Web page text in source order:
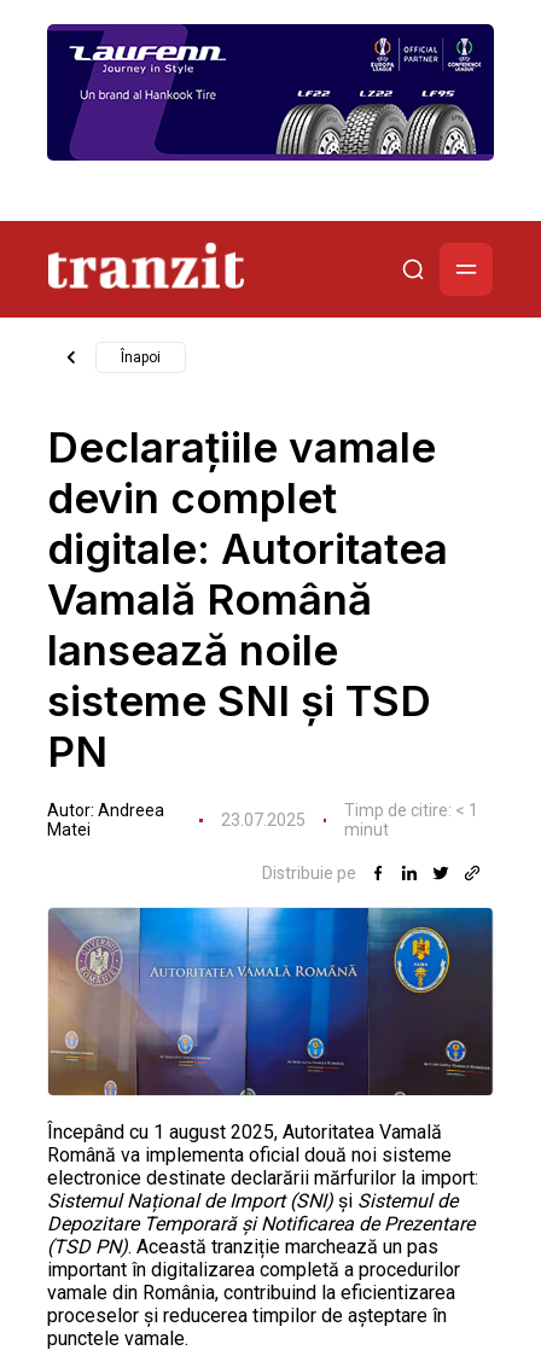
Înapoi
Declarațiile vamale
devin complet
digitale: Autoritatea
Vamală Română
lansează noile
sisteme SNI și TSD
PN
Autor: Andreea
Matei
23.07.2025 Timp de citire: < 1
minut
Distribuie pe
Începând cu 1 august 2025, Autoritatea Vamală
Română va implementa oficial două noi sisteme
electronice destinate declarării mărfurilor la import:
Sistemul Național de Import (SNI) și Sistemul de
Depozitare Temporară și Notificarea de Prezentare
(TSD PN). Această tranziție marchează un pas
important în digitalizarea completă a procedurilor
vamale din România, contribuind la eficientizarea
proceselor și reducerea timpilor de așteptare în
punctele vamale.